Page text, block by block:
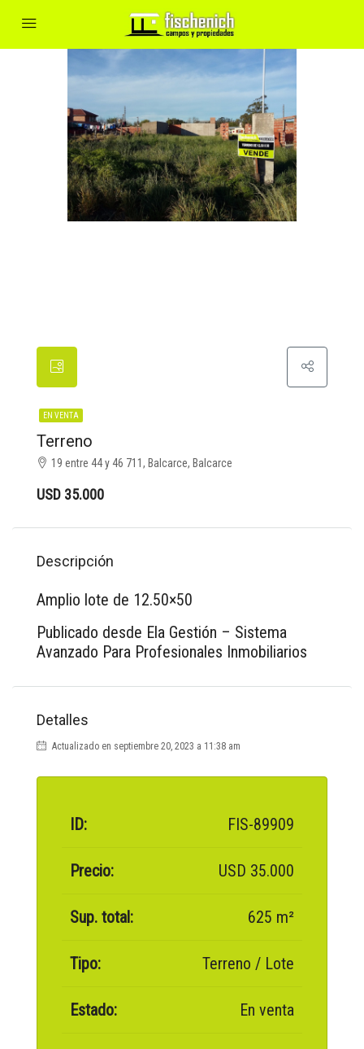
EN VENTA
Terreno
19 entre 44 y 46 711, Balcarce, Balcarce
USD 35.000
Descripción
Amplio lote de 12.50×50
Publicado desde Ela Gestión – Sistema
Avanzado Para Profesionales Inmobiliarios
Detalles
Actualizado en septiembre 20, 2023 a 11:38 am
ID: FIS-89909
Precio: USD 35.000
Sup. total: 625 m²
Tipo: Terreno / Lote
Estado: En venta